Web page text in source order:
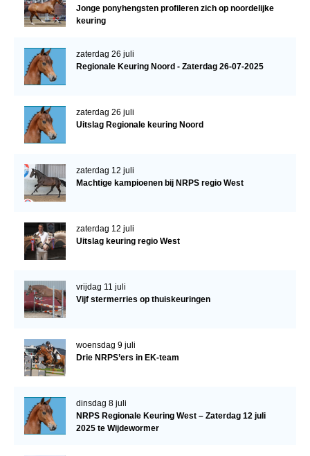
Jonge ponyhengsten profileren zich op noordelijke
keuring
zaterdag 26 juli
Regionale Keuring Noord - Zaterdag 26-07-2025
zaterdag 26 juli
Uitslag Regionale keuring Noord
zaterdag 12 juli
Machtige kampioenen bij NRPS regio West
zaterdag 12 juli
Uitslag keuring regio West
vrijdag 11 juli
Vijf stermerries op thuiskeuringen
woensdag 9 juli
Drie NRPS’ers in EK-team
dinsdag 8 juli
NRPS Regionale Keuring West – Zaterdag 12 juli
2025 te Wijdewormer